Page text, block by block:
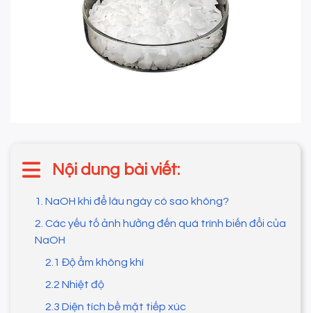
Nội dung bài viết:
1. NaOH khi để lâu ngày có sao không?
2. Các yếu tố ảnh hưởng đến quá trình biến đổi của
NaOH
2.1 Độ ẩm không khí
2.2 Nhiệt độ
2.3 Diện tích bề mặt tiếp xúc